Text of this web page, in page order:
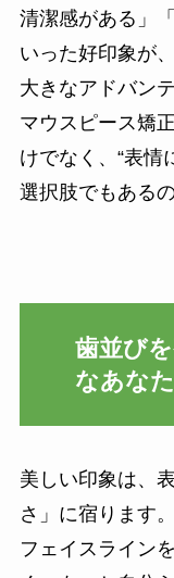
清潔感がある」
いった好印象が
大きなアドバン
マウスピース矯
けでなく、“表情
選択肢でもあるの
歯並び
なあな
美しい印象は、
さ」に宿ります
フェイスライン